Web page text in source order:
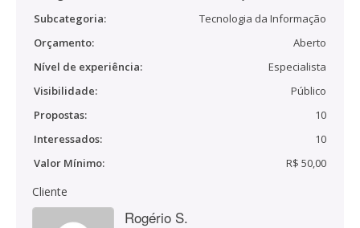
Subcategoria:
Tecnologia da Informação
Orçamento:
Aberto
Nível de experiência:
Especialista
Visibilidade:
Público
Propostas:
10
Interessados:
10
Valor Mínimo:
R$ 50,00
Cliente
Rogério S.